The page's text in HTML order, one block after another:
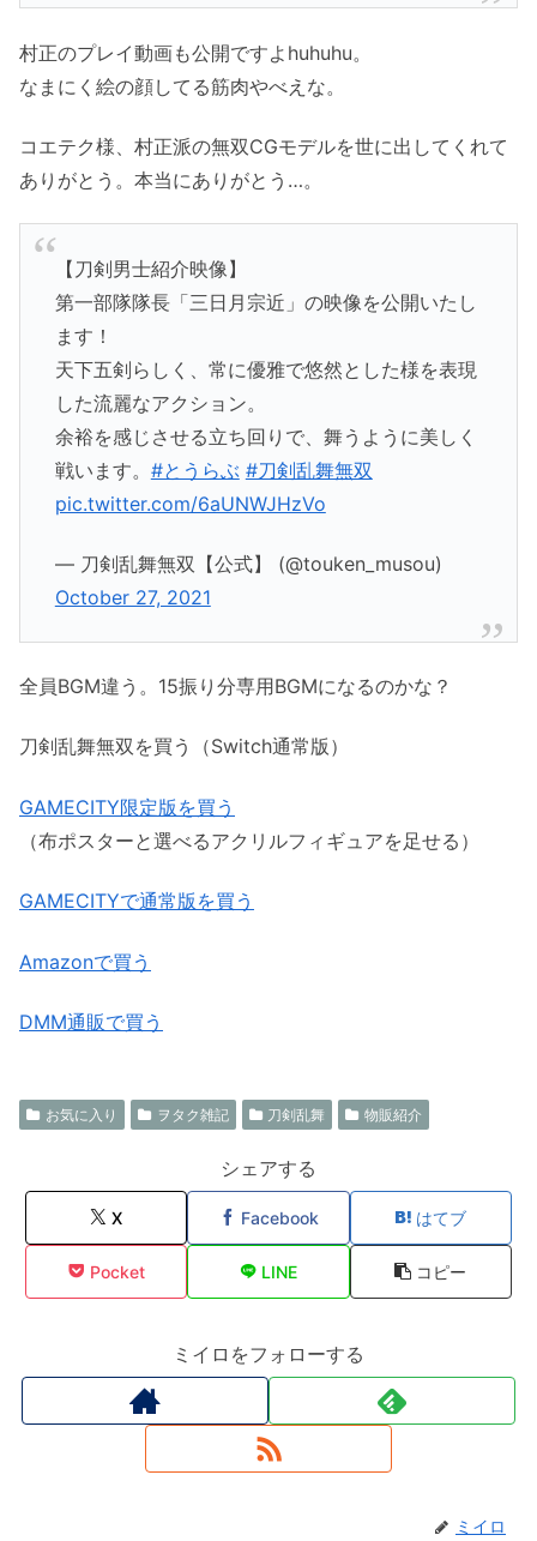
村正のプレイ動画も公開ですよhuhuhu。
なまにく絵の顔してる筋肉やべえな。
コエテク様、村正派の無双CGモデルを世に出してくれて
ありがとう。本当にありがとう…。
【刀剣男士紹介映像】
第一部隊隊長「三日月宗近」の映像を公開いたし
ます！
天下五剣らしく、常に優雅で悠然とした様を表現
した流麗なアクション。
余裕を感じさせる立ち回りで、舞うように美しく
戦います。 #とうらぶ #刀剣乱舞無双
pic.twitter.com/6aUNWJHzVo
— 刀剣乱舞無双【公式】 (@touken_musou)
October 27, 2021
全員BGM違う。15振り分専用BGMになるのかな？
刀剣乱舞無双を買う（Switch通常版）
GAMECITY限定版を買う
（布ポスターと選べるアクリルフィギュアを足せる）
GAMECITYで通常版を買う
Amazonで買う
DMM通販で買う
お気に入り ヲタク雑記 刀剣乱舞 物販紹介
シェアする
X Facebook はてブ
Pocket LINE コピー
ミイロをフォローする
ミイロ